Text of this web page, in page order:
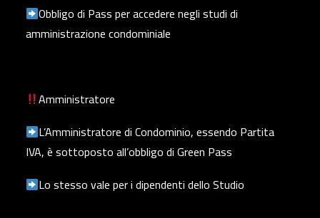
Obbligo di Pass per accedere negli studi di
amministrazione condominiale
Amministratore
L’Amministratore di Condominio, essendo Partita
IVA, è sottoposto all’obbligo di Green Pass
Lo stesso vale per i dipendenti dello Studio